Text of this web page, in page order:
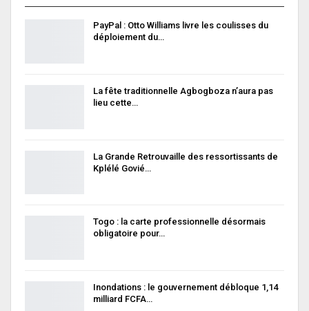
PayPal : Otto Williams livre les coulisses du
déploiement du…
La fête traditionnelle Agbogboza n’aura pas
lieu cette…
La Grande Retrouvaille des ressortissants de
Kplélé Govié…
Togo : la carte professionnelle désormais
obligatoire pour…
Inondations : le gouvernement débloque 1,14
milliard FCFA…